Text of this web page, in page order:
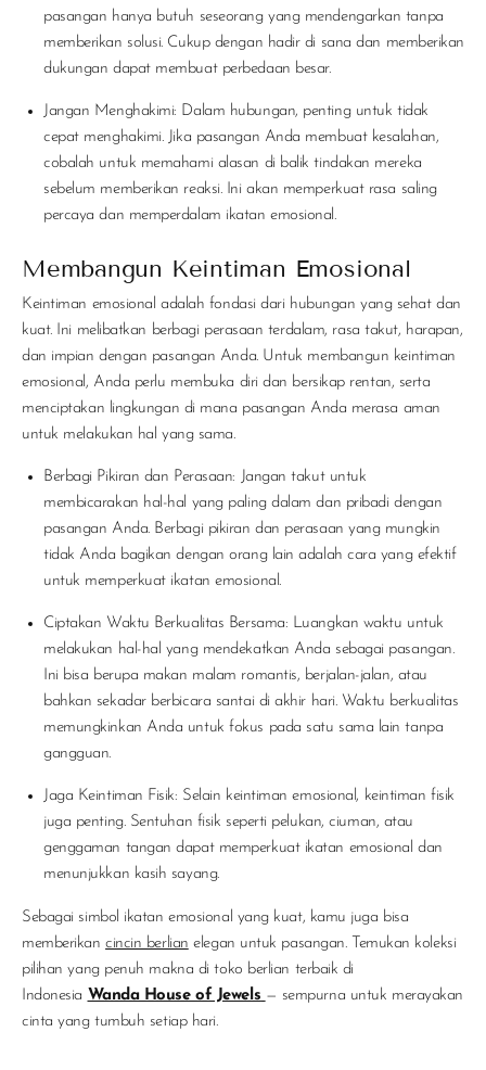
pasangan hanya butuh seseorang yang mendengarkan tanpa
memberikan solusi. Cukup dengan hadir di sana dan memberikan
dukungan dapat membuat perbedaan besar.
Jangan Menghakimi: Dalam hubungan, penting untuk tidak
cepat menghakimi. Jika pasangan Anda membuat kesalahan,
cobalah untuk memahami alasan di balik tindakan mereka
sebelum memberikan reaksi. Ini akan memperkuat rasa saling
percaya dan memperdalam ikatan emosional.
Membangun Keintiman Emosional
Keintiman emosional adalah fondasi dari hubungan yang sehat dan
kuat. Ini melibatkan berbagi perasaan terdalam, rasa takut, harapan,
dan impian dengan pasangan Anda. Untuk membangun keintiman
emosional, Anda perlu membuka diri dan bersikap rentan, serta
menciptakan lingkungan di mana pasangan Anda merasa aman
untuk melakukan hal yang sama.
Berbagi Pikiran dan Perasaan: Jangan takut untuk
membicarakan hal-hal yang paling dalam dan pribadi dengan
pasangan Anda. Berbagi pikiran dan perasaan yang mungkin
tidak Anda bagikan dengan orang lain adalah cara yang efektif
untuk memperkuat ikatan emosional.
Ciptakan Waktu Berkualitas Bersama: Luangkan waktu untuk
melakukan hal-hal yang mendekatkan Anda sebagai pasangan.
Ini bisa berupa makan malam romantis, berjalan-jalan, atau
bahkan sekadar berbicara santai di akhir hari. Waktu berkualitas
memungkinkan Anda untuk fokus pada satu sama lain tanpa
gangguan.
Jaga Keintiman Fisik: Selain keintiman emosional, keintiman fisik
juga penting. Sentuhan fisik seperti pelukan, ciuman, atau
genggaman tangan dapat memperkuat ikatan emosional dan
menunjukkan kasih sayang.
Sebagai simbol ikatan emosional yang kuat, kamu juga bisa
memberikancincin berlian elegan untuk pasangan. Temukan koleksi
pilihan yang penuh makna di toko berlian terbaik di
Indonesia Wanda House of Jewels — sempurna untuk merayakan
cinta yang tumbuh setiap hari.